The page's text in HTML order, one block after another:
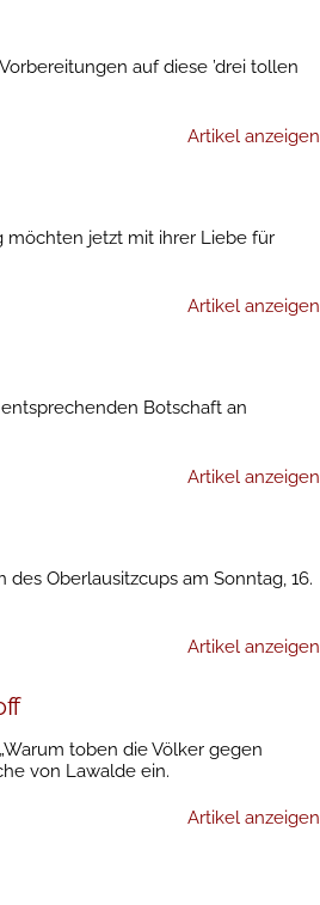
auf diese ’drei tollen
Artikel anzeigen
möchten jetzt mit ihrer Liebe für
Artikel anzeigen
Botschaft an
Artikel anzeigen
Oberlausitzcups am Sonntag, 16.
Artikel anzeigen
toben die Völker gegen
von Lawalde ein.
Artikel anzeigen